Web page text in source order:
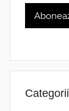
Categorii